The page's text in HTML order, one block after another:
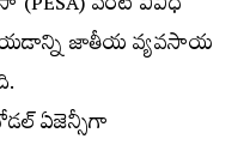
జాతీయ వ్యవసాయ
ఏజెన్సీగా